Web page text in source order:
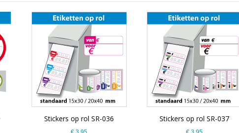
Stickers op rol SR-036 Stickers op rol SR-037